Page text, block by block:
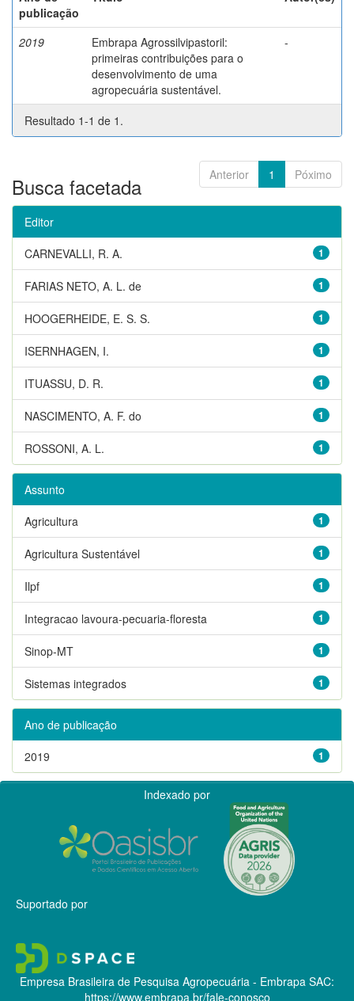
publicação
2019
Embrapa Agrossilvipastoril:
primeiras contribuições para o
desenvolvimento de uma
agropecuária sustentável.
-
Resultado 1-1 de 1.
Anterior 1 Póximo
Busca facetada
Editor
1
CARNEVALLI, R. A.
1
FARIAS NETO, A. L. de
1
HOOGERHEIDE, E. S. S.
1
ISERNHAGEN, I.
1
ITUASSU, D. R.
1
NASCIMENTO, A. F. do
1
ROSSONI, A. L.
Assunto
1
Agricultura
1
Agricultura Sustentável
1
Ilpf
1
Integracao lavoura-pecuaria-floresta
1
Sinop-MT
1
Sistemas integrados
Ano de publicação
1
2019
Indexado por
Suportado por
Empresa Brasileira de Pesquisa Agropecuária - Embrapa SAC:
https://www.embrapa.br/fale-conosco